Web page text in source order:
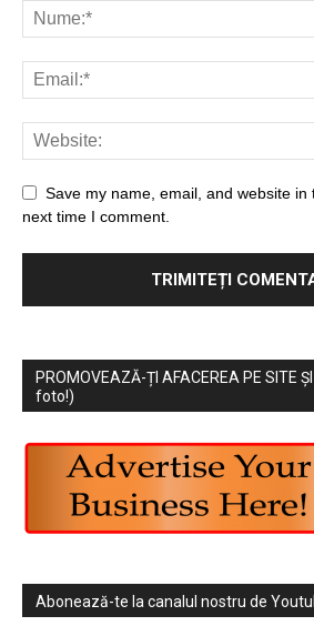
Save my name, email, and website in
next time I comment.
PROMOVEAZĂ-ȚI AFACEREA PE SITE
foto!)
Abonează-te la canalul nostru de